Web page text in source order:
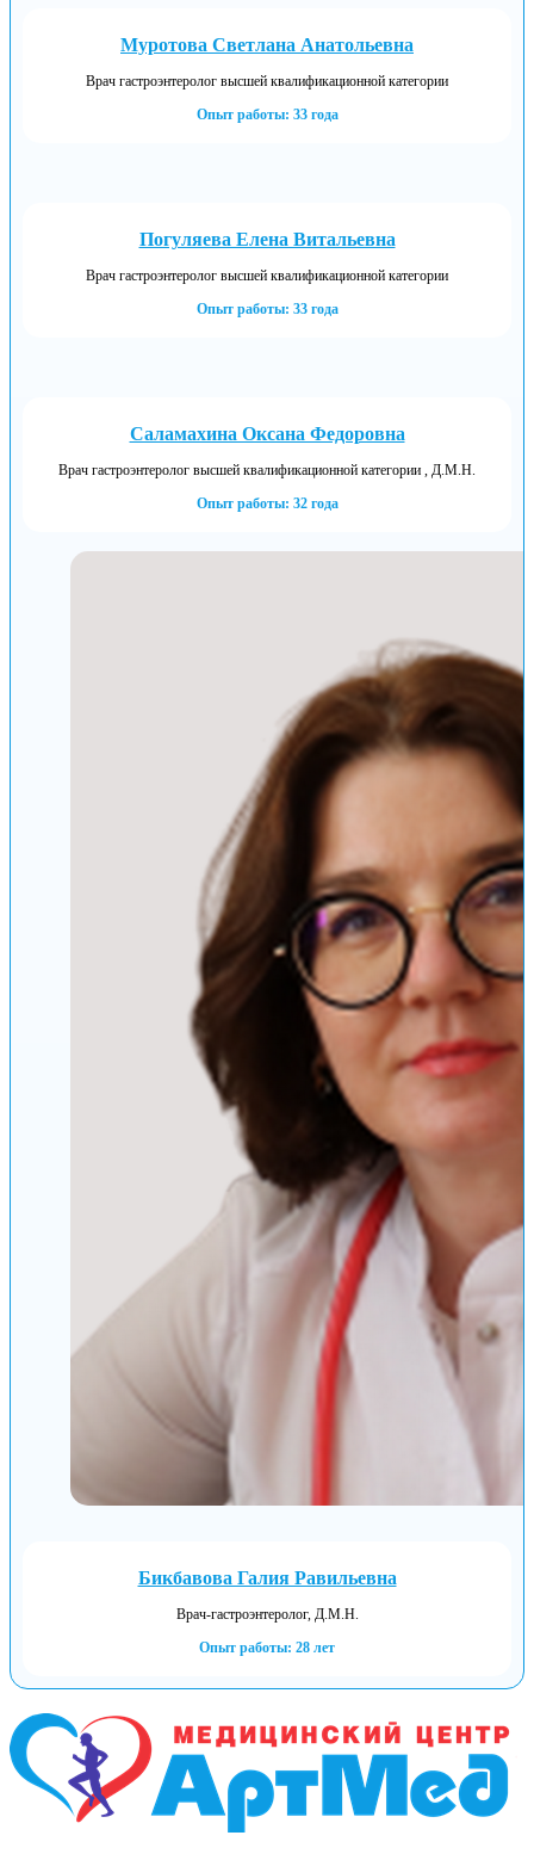
Муротова Светлана Анатольевна
Врач гастроэнтеролог высшей квалификационной категории
Опыт работы: 33 года
Погуляева Елена Витальевна
Врач гастроэнтеролог высшей квалификационной категории
Опыт работы: 33 года
Саламахина Оксана Федоровна
Врач гастроэнтеролог высшей квалификационной категории , Д.М.Н.
Опыт работы: 32 года
Бикбавова Галия Равильевна
Врач-гастроэнтеролог, Д.М.Н.
Опыт работы: 28 лет